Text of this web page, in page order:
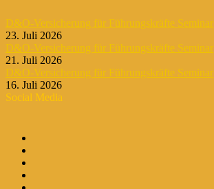
D&O-Versicherung für Führungskräfte Seminar
23. Juli 2026
D&O-Versicherung für Führungskräfte Seminar
21. Juli 2026
D&O-Versicherung für Führungskräfte Seminar
16. Juli 2026
Social Media